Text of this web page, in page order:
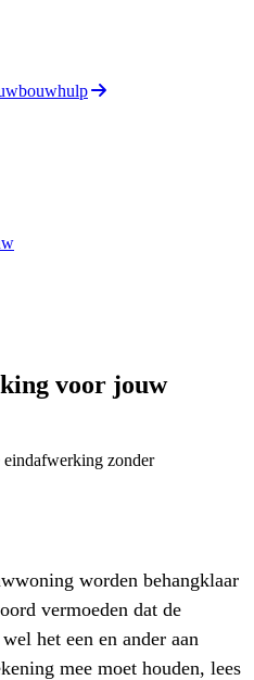
voor jouw
eindafwerking zonder
worden behangklaar
vermoeden dat de
het een en ander aan
mee moet houden, lees